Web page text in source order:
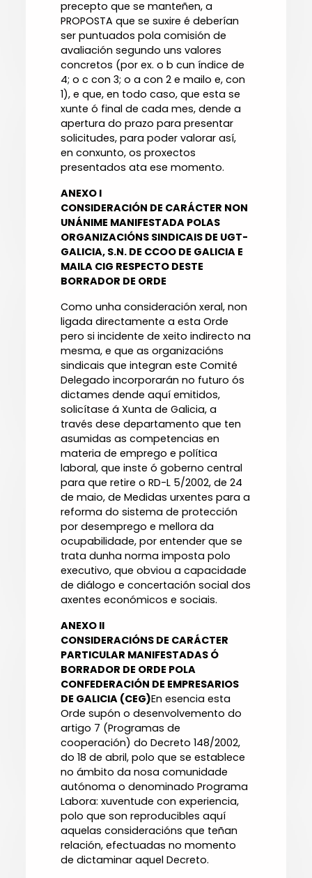
precepto que se manteñen, a
PROPOSTA que se suxire é deberían
ser puntuados pola comisión de
avaliación segundo uns valores
concretos (por ex. o b cun índice de
4; o c con 3; o a con 2 e mailo e, con
1), e que, en todo caso, que esta se
xunte ó final de cada mes, dende a
apertura do prazo para presentar
solicitudes, para poder valorar así,
en conxunto, os proxectos
presentados ata ese momento.
ANEXO I
CONSIDERACIÓN DE CARÁCTER NON
UNÁNIME MANIFESTADA POLAS
ORGANIZACIÓNS SINDICAIS DE UGT-
GALICIA, S.N. DE CCOO DE GALICIA E
MAILA CIG RESPECTO DESTE
BORRADOR DE ORDE
Como unha consideración xeral, non
ligada directamente a esta Orde
pero si incidente de xeito indirecto na
mesma, e que as organizacións
sindicais que integran este Comité
Delegado incorporarán no futuro ós
dictames dende aquí emitidos,
solicítase á Xunta de Galicia, a
través dese departamento que ten
asumidas as competencias en
materia de emprego e política
laboral, que inste ó goberno central
para que retire o RD-L 5/2002, de 24
de maio, de Medidas urxentes para a
reforma do sistema de protección
por desemprego e mellora da
ocupabilidade, por entender que se
trata dunha norma imposta polo
executivo, que obviou a capacidade
de diálogo e concertación social dos
axentes económicos e sociais.
ANEXO II
CONSIDERACIÓNS DE CARÁCTER
PARTICULAR MANIFESTADAS Ó
BORRADOR DE ORDE POLA
CONFEDERACIÓN DE EMPRESARIOS
DE GALICIA (CEG)En esencia esta
Orde supón o desenvolvemento do
artigo 7 (Programas de
cooperación) do Decreto 148/2002,
do 18 de abril, polo que se establece
no ámbito da nosa comunidade
autónoma o denominado Programa
Labora: xuventude con experiencia,
polo que son reproducibles aquí
aquelas consideracións que teñan
relación, efectuadas no momento
de dictaminar aquel Decreto.